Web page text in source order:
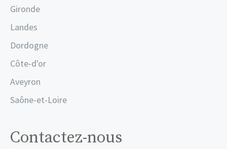
Gironde
Landes
Dordogne
Côte-d'or
Aveyron
Saône-et-Loire
Contactez-nous